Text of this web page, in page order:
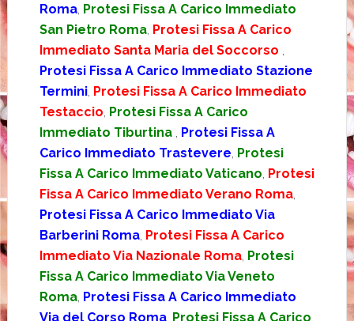
Roma, Protesi Fissa A Carico Immediato
San Pietro Roma, Protesi Fissa A Carico
Immediato Santa Maria del Soccorso
Protesi Fissa A Carico Immediato Stazione
Termini, Protesi Fissa A Carico Immediato
Testaccio Protesi Fissa A Carico
Immediato Tiburtina
Protesi Fissa A
Carico Immediato Trastevere Protesi
Fissa A Carico Immediato Vaticano Protesi
Fissa A Carico Immediato Verano Roma,
Protesi Fissa A Carico Immediato Via
Barberini Roma, Protesi Fissa A Carico
Immediato Via Nazionale Roma, Protesi
Fissa A Carico Immediato Via Veneto
Roma, Protesi Fissa A Carico Immediato
Via del Corso Roma, Protesi Fissa A Carico